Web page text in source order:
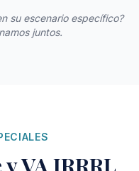
su escenario específico?
juntos.
VA IRRRL